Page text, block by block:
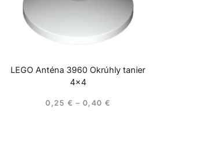
LEGO Anténa 3960 Okrúhly tanier
4×4
0,25 € – 0,40 €